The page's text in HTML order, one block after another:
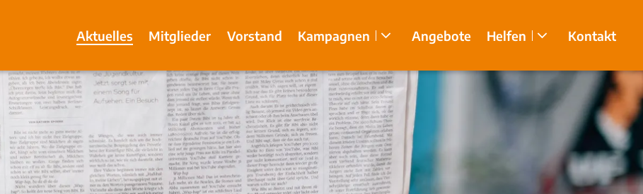
Aktuelles Mitglieder Vorstand Kampagnen Angebote Helfen Kontakt